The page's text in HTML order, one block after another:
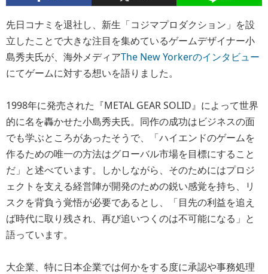
先日コナミを退社し、新生「コジマプロダクション」を設
立したことで大きな注目を集めているゲームデザイナー小
島秀夫氏が、海外メディアThe New Yorkerのインタビュー
にてゲームに対する想いを語りました。
1998年に発売された『METAL GEAR SOLID』によって世界
的に名を轟かせた小島秀夫氏。同作の成功はビジネスの面
でも学ぶところがあったそうで、「ハイエンドのゲームを
作るための唯一の方法はグローバル市場を目標にすること
だ」と述べています。しかしながら、そのためにはプロジ
ェクトを支える経営陣が開発のための鋭い感覚を持ち、リ
スクを背負う覚悟が必要であるとし、「目先の利益を追え
ば時代に取り残され、再び追いつくのは不可能になる」と
語っています。
大企業、特に日本企業では何かをする度に承認や事務処理